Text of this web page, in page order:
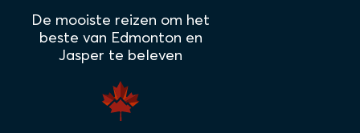
De mooiste reizen om het
beste van Edmonton en
Jasper te beleven